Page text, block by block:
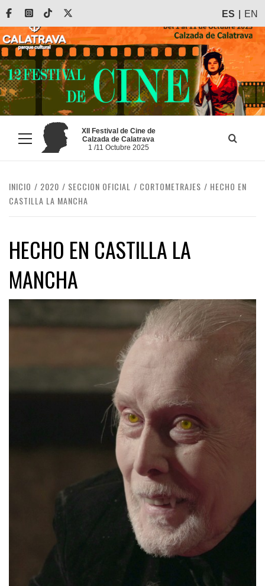
Saltar
contenido
FacebookInstagram
Tiktok ES EN
Menú
principal
XII Festival de Cine de
Calzada de Calatrava
1 /11 Octubre 2025
INICIO 2020 SECCION OFICIAL CORTOMETRAJES
HECHO EN
CASTILLA LA MANCHA
HECHO EN CASTILLA LA
MANCHA